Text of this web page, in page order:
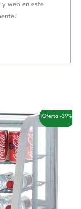
y web en este
¡Oferta -39%!